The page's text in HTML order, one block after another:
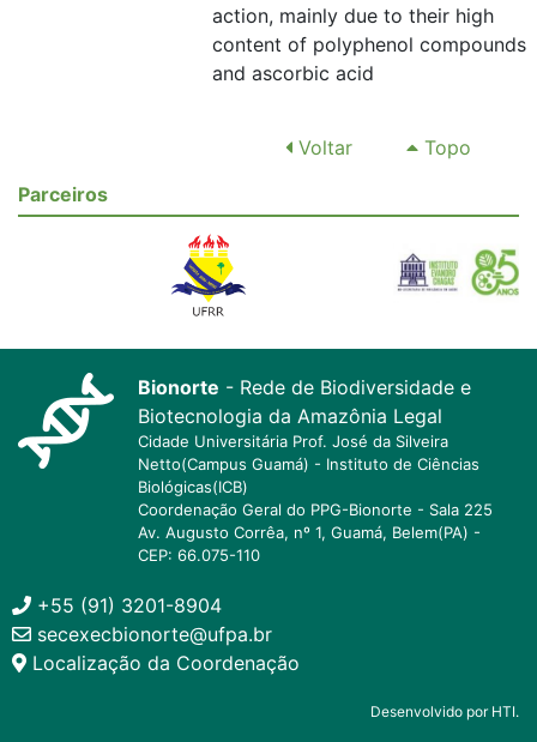
action, mainly due to their high
content of polyphenol compounds
and ascorbic acid
Voltar
Topo
Parceiros
Bionorte - Rede de Biodiversidade e
Biotecnologia da Amazônia Legal
Cidade Universitária Prof. José da Silveira
Netto(Campus Guamá) - Instituto de Ciências
Biológicas(ICB)
Coordenação Geral do PPG-Bionorte - Sala 225
Av. Augusto Corrêa, nº 1, Guamá, Belem(PA) -
CEP: 66.075-110
+55 (91) 3201-8904
secexecbionorte@ufpa.br
Localização da Coordenação
Desenvolvido por HTI.